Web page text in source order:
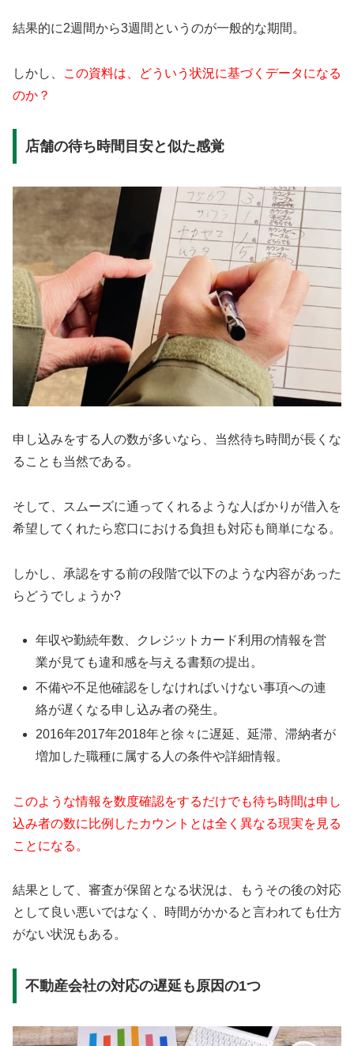
結果的に2週間から3週間というのが一般的な期間。
しかし、
この資料は、どういう状況に基づくデータになる
のか？
店舗の待ち時間目安と似た感覚
申し込みをする人の数が多いなら、当然待ち時間が長くな
ることも当然である。
そして、スムーズに通ってくれるような人ばかりが借入を
希望してくれたら窓口における負担も対応も簡単になる。
しかし、承認をする前の段階で以下のような内容があった
らどうでしょうか?
年収や勤続年数、クレジットカード利用の情報を営
業が見ても違和感を与える書類の提出。
不備や不足他確認をしなければいけない事項への連
絡が遅くなる申し込み者の発生。
2016年2017年2018年と徐々に遅延、延滞、滞納者が
増加した職種に属する人の条件や詳細情報。
このような情報を数度確認をするだけでも待ち時間は申し
込み者の数に比例したカウントとは全く異なる現実を見る
ことになる。
結果として、審査が保留となる状況は、もうその後の対応
として良い悪いではなく、時間がかかると言われても仕方
がない状況もある。
不動産会社の対応の遅延も原因の1つ